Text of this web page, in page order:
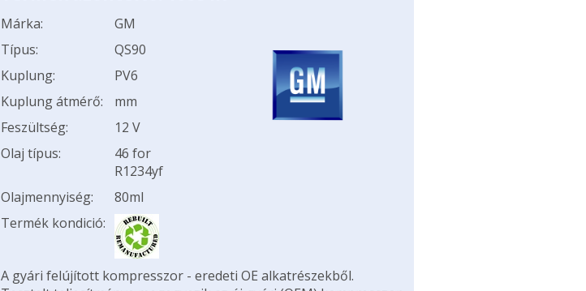
Márka:
GM
Típus:
QS90
Kuplung:
PV6
Kuplung átmérő:
mm
Feszültség:
12 V
Olaj típus:
46 for
R1234yf
Olajmennyiség:
80ml
Termék kondició:
A gyári felújított kompresszor - eredeti OE alkatrészekből.